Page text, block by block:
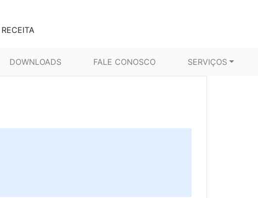
DOWNLOADS FALE CONOSCO SERVIÇOS